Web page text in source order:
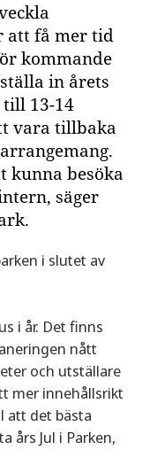
att få mer tid
kommande
in årets
till 13-14
vara tillbaka
kunna besöka
säger
i slutet av
i år. Det finns
nått
och utställare
mer innehållsrikt
att det bästa
års Jul i Parken,